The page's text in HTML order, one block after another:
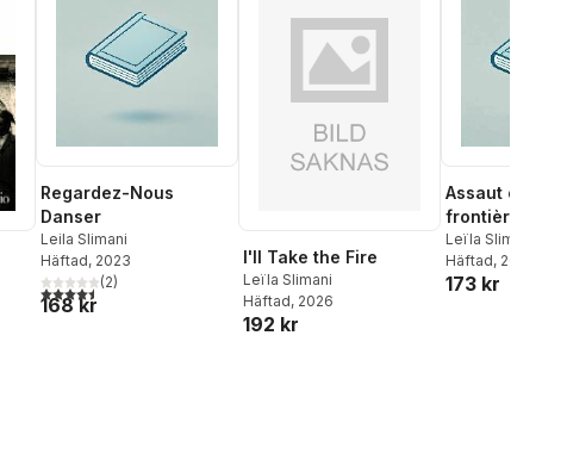
Regardez-Nous
Danser
Leila Slimani
Häftad, 2023
4,5utav 5 stjärnor. Totalt antal röster:
(2)
168 kr
I'll Take the Fire
Leïla Slimani
Häftad, 2026
192 kr
Assaut contre
frontière
Leïla Slimani
Häftad, 2026
173 kr